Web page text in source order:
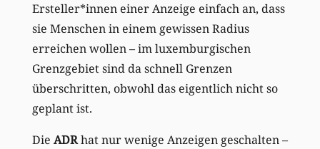
Ersteller*innen einer Anzeige einfach an, dass
sie Menschen in einem gewissen Radius
erreichen wollen – im luxemburgischen
Grenzgebiet sind da schnell Grenzen
überschritten, obwohl das eigentlich nicht so
geplant ist.
Die ADRhat nur wenige Anzeigen geschalten –